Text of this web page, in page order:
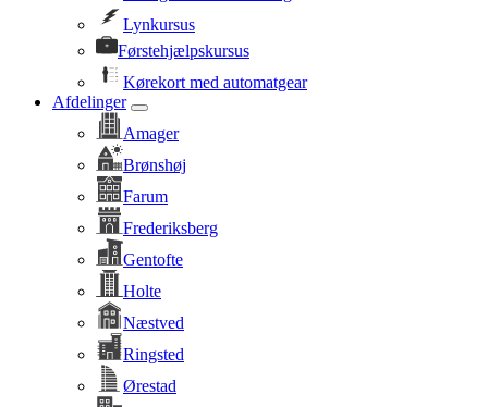
Lynkursus
Førstehjælpskursus
Kørekort med automatgear
Afdelinger
Amager
Brønshøj
Farum
Frederiksberg
Gentofte
Holte
Næstved
Ringsted
Ørestad